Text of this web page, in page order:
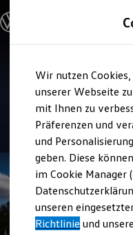
Hauptinhalt
springen
Footer
springen
Modelle &
Modelle
Oldtimer
Bulli
Branchenlösungen &
Auf- und
Groß- und
Service
Autohaus
5|25
Wir nutzen
unserer Webseite
mit Ihnen zu
Präferenzen und
und
geben. Diese
im Cookie Manager
unseren
Richtlinie und